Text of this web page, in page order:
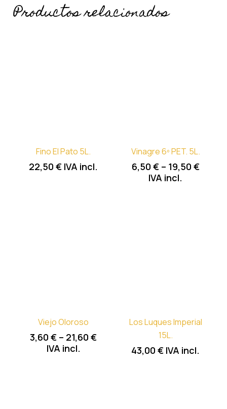
Productos relacionados
Fino El Pato 5L.
22,50€ IVA incl.
Vinagre 6º PET. 5L.
6,50 € – 19,50 €
IVA incl.
Viejo Oloroso
3,60€ – 21,60€
IVA incl.
Los Luques Imperial
15L.
43,00€ IVA incl.